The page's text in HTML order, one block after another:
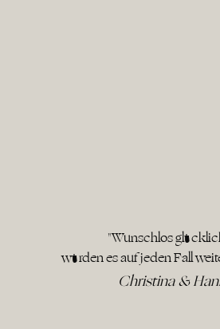
"Wunschlos
würden es auf jeden Fall
Christina &